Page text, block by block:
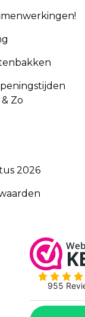
Zo
2026